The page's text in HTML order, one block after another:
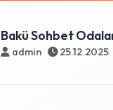
Bakü Sohbet
admin 25.12.2025